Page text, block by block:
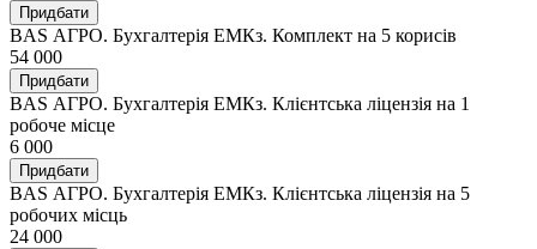
Придбати
BAS АГРО. Бухгалтерія ЕМКз. Комплект на 5 корисів
54 000
Придбати
BAS АГРО. Бухгалтерія ЕМКз. Клієнтська ліцензія на 1
робоче місце
6 000
Придбати
BAS АГРО. Бухгалтерія ЕМКз. Клієнтська ліцензія на 5
робочих місць
24 000